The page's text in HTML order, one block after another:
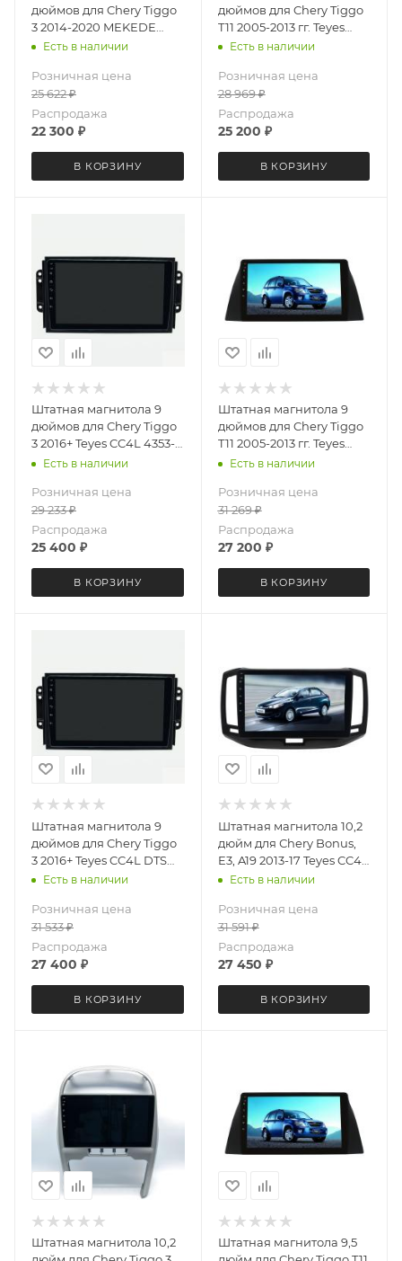
дюймов для Chery Tiggo
3 2014-2020 MEKEDE
X20-PRO 4024-6480
4+64 Gb 8 ядер
Есть в наличии
Розничная цена
25 622₽
Распродажа
22 300 ₽
В КОРЗИНУ
дюймов для Chery Tiggo
T11 2005-2013 гг. Teyes
CC4L 3990-6877 Android
Есть в наличии
Розничная цена
28 969₽
Распродажа
25 200 ₽
В КОРЗИНУ
Штатная магнитола 9
дюймов для Chery Tiggo
3 2016+ Teyes CC4L 4353-
6877 Android 13 4+64 Gb
Есть в наличии
Розничная цена
29 233₽
Распродажа
25 400 ₽
В КОРЗИНУ
Штатная магнитола 9
дюймов для Chery Tiggo
T11 2005-2013 гг. Teyes
CC4L DTS 3990-6879
Есть в наличии
Розничная цена
31 269₽
Распродажа
27 200 ₽
В КОРЗИНУ
Штатная магнитола 9
дюймов для Chery Tiggo
3 2016+ Teyes CC4L DTS
4353-6879 Android 13
Есть в наличии
Розничная цена
31 533₽
Распродажа
27 400 ₽
В КОРЗИНУ
Штатная магнитола 10,2
дюйм для Сhery Bonus,
E3, A19 2013-17 Teyes CC4L
DTS Audio 4028-6878
Есть в наличии
Розничная цена
31 591₽
Распродажа
27 450 ₽
В КОРЗИНУ
Штатная магнитола 10,2
Штатная магнитола 9,5